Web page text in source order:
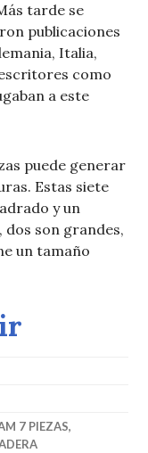
tarde se
publicaciones
Italia,
como
a este
puede generar
Estas siete
y un
son grandes,
un tamaño
7 PIEZAS,